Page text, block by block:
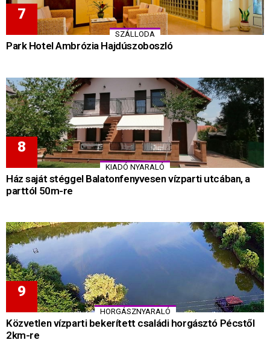
SZÁLLODA
Park Hotel Ambrózia Hajdúszoboszló
KIADÓ NYARALÓ
Ház saját stéggel Balatonfenyvesen vízparti utcában, a
parttól 50m-re
HORGÁSZNYARALÓ
Közvetlen vízparti bekerített családi horgásztó Pécstől
2km-re